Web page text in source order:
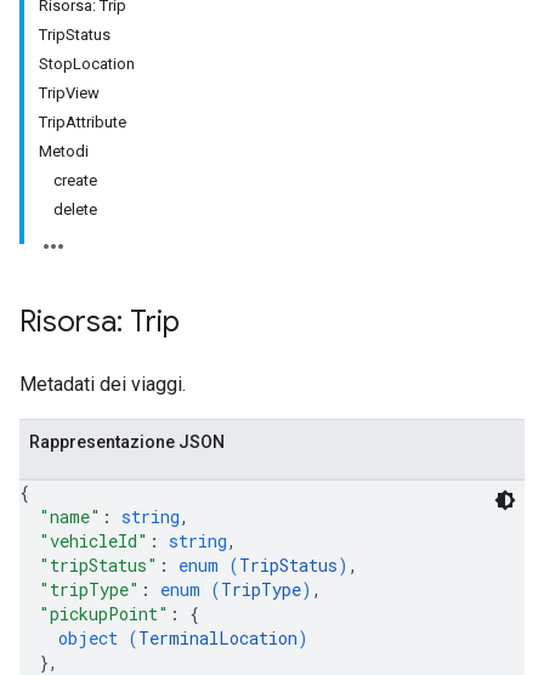
Risorsa: Trip
TripStatus
StopLocation
TripView
TripAttribute
Metodi
create
delete
Risorsa: Trip
Metadati dei viaggi.
Rappresentazione JSON
{
"name" : string,
"vehicleId" : string,
"tripStatus" : enum (TripStatus) ,
"tripType" : enum (TripType) ,
"pickupPoint" : {
object (TerminalLocation)
},